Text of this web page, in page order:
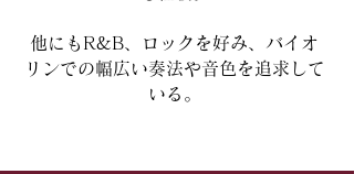
他にもR&B、ロックを好み、バイオ
リンでの幅広い奏法や音色を追求して
いる。